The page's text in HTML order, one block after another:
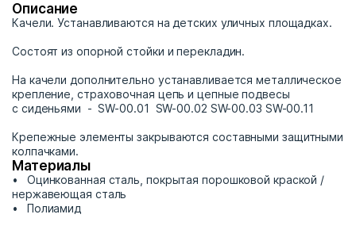
Описание
Качели. Устанавливаются на детских уличных площадках.
Состоят из опорной стойки и перекладин.
На качели дополнительно устанавливается металлическое
крепление, страховочная цепь и цепные подвесы
с сиденьями - SW-00.01 SW-00.02 SW-00.03 SW-00.11
Крепежные элементы закрываются составными защитными
колпачками.
Материалы
Оцинкованная сталь, покрытая порошковой краской /
нержавеющая сталь
Полиамид